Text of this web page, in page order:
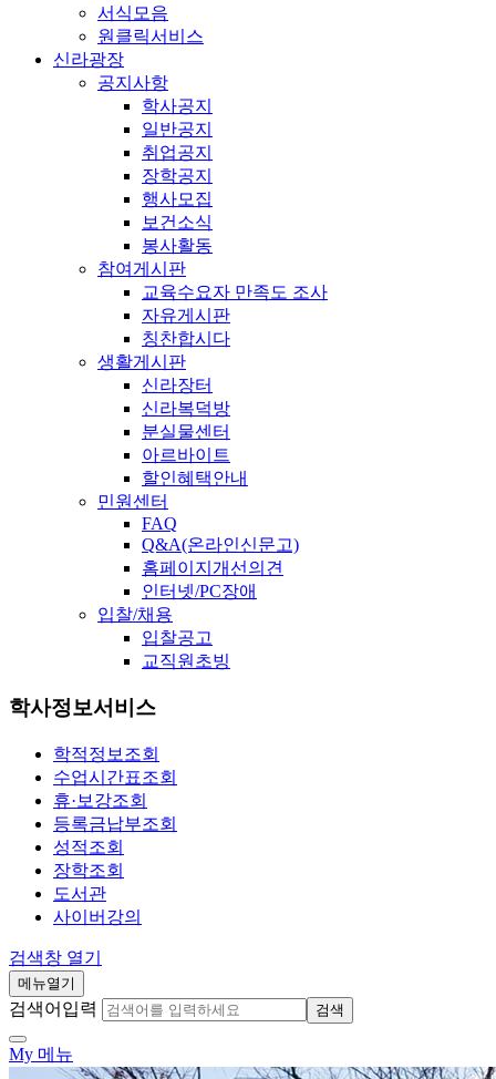
서식모음
원클릭서비스
신라광장
공지사항
학사공지
일반공지
취업공지
장학공지
행사모집
보건소식
봉사활동
참여게시판
교육수요자 만족도 조사
자유게시판
칭찬합시다
생활게시판
신라장터
신라복덕방
분실물센터
아르바이트
할인혜택안내
민원센터
FAQ
Q&A(온라인신문고)
홈페이지개선의견
인터넷/PC장애
입찰/채용
입찰공고
교직원초빙
학사정보서비스
학적정보조회
수업시간표조회
휴·보강조회
등록금납부조회
성적조회
장학조회
도서관
사이버강의
검색창 열기
메뉴열기
검색어입력 검색
My 메뉴